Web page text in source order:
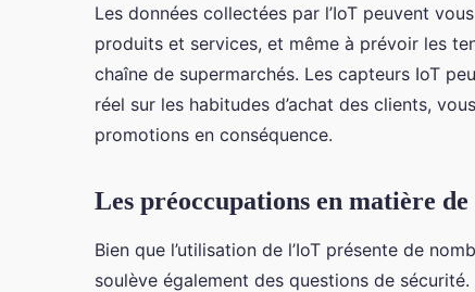
Les données collectées par l’IoT peuvent
produits et services, et même à prévoir les
chaîne de supermarchés. Les capteurs IoT
réel sur les habitudes d’achat des clients,
promotions en conséquence.
Les préoccupations en matière
Bien que l’utilisation de l’IoT présente de
soulève également des questions de